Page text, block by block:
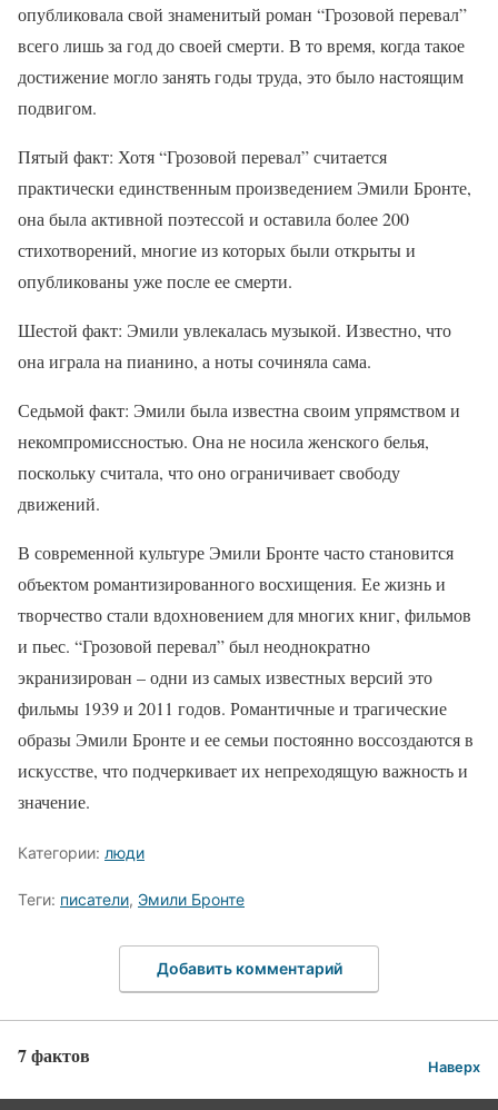
опубликовала свой знаменитый роман “Грозовой перевал”
всего лишь за год до своей смерти. В то время, когда такое
достижение могло занять годы труда, это было настоящим
подвигом.
Пятый факт: Хотя “Грозовой перевал” считается
практически единственным произведением Эмили Бронте,
она была активной поэтессой и оставила более 200
стихотворений, многие из которых были открыты и
опубликованы уже после ее смерти.
Шестой факт: Эмили увлекалась музыкой. Известно, что
она играла на пианино, а ноты сочиняла сама.
Седьмой факт: Эмили была известна своим упрямством и
некомпромиссностью. Она не носила женского белья,
поскольку считала, что оно ограничивает свободу
движений.
В современной культуре Эмили Бронте часто становится
объектом романтизированного восхищения. Ее жизнь и
творчество стали вдохновением для многих книг, фильмов
и пьес. “Грозовой перевал” был неоднократно
экранизирован – одни из самых известных версий это
фильмы 1939 и 2011 годов. Романтичные и трагические
образы Эмили Бронте и ее семьи постоянно воссоздаются в
искусстве, что подчеркивает их непреходящую важность и
значение.
Категории: люди
Теги: писатели, Эмили Бронте
Добавить комментарий
7 фактов Наверх